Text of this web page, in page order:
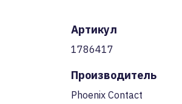
Артикул
1786417
Производитель
Phoenix Contact